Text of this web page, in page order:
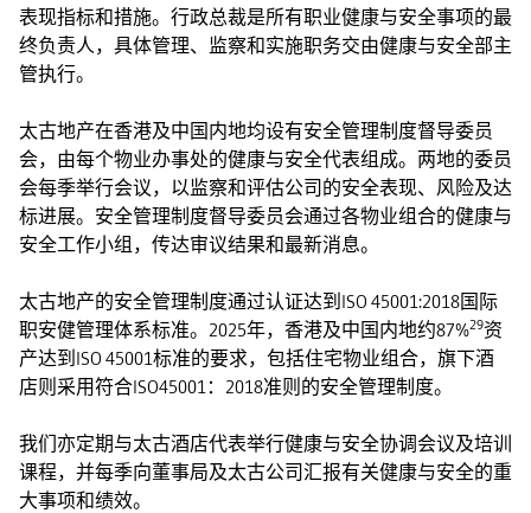
表现指标和措施。行政总裁是所有职业健康与安全事项的最
终负责人，具体管理、监察和实施职务交由健康与安全部主
管执行。
太古地产在香港及中国内地均设有安全管理制度督导委员
会，由每个物业办事处的健康与安全代表组成。两地的委员
会每季举行会议，以监察和评估公司的安全表现、风险及达
标进展。安全管理制度督导委员会通过各物业组合的健康与
安全工作小组，传达审议结果和最新消息。
太古地产的安全管理制度通过认证达到ISO 45001:2018国际
职安健管理体系标准。2025年，香港及中国内地约87%29资
产达到ISO 45001标准的要求，包括住宅物业组合，旗下酒
店则采用符合ISO45001：2018准则的安全管理制度。
我们亦定期与太古酒店代表举行健康与安全协调会议及培训
课程，并每季向董事局及太古公司汇报有关健康与安全的重
大事项和绩效。